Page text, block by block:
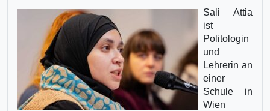
Sali Attia
ist
Politologin
und
Lehrerin an
einer
Schule in
Wien